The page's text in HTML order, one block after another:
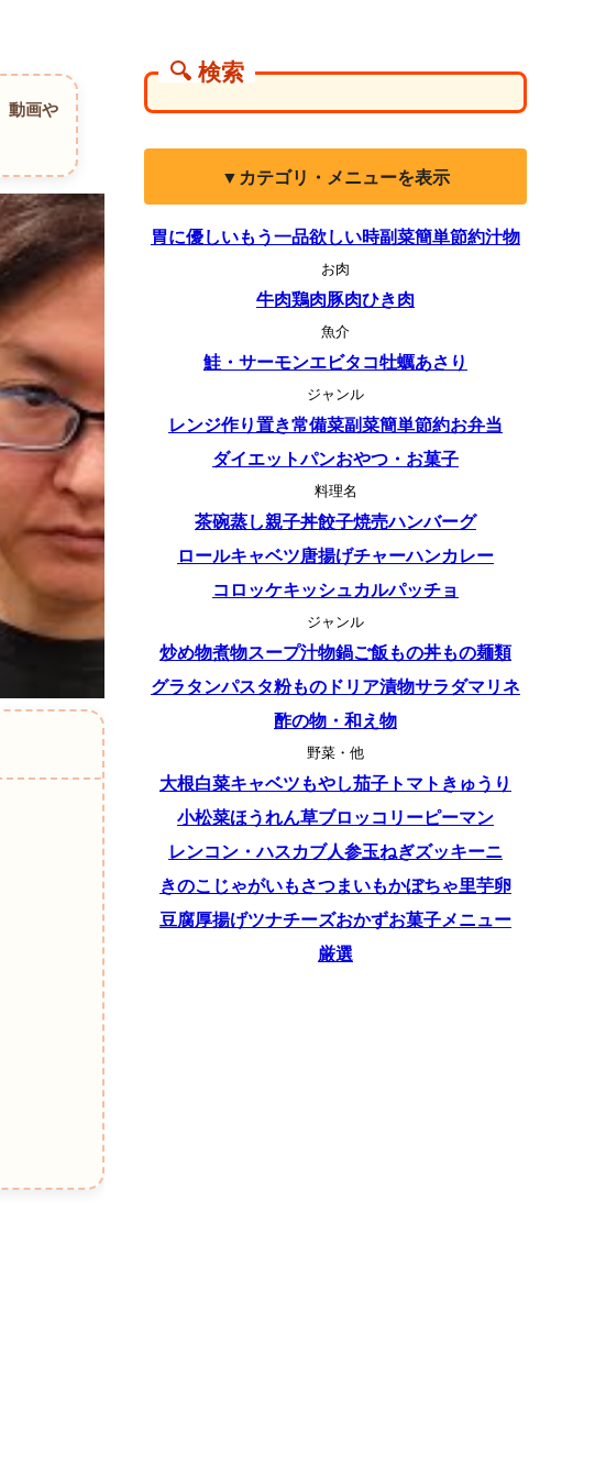
動画や
🔍 検索
▼カテゴリ・メニューを表示
胃に優しいもう一品欲しい時副菜簡単節約汁物
お肉
牛肉鶏肉豚肉ひき肉
魚介
鮭・サーモンエビタコ牡蠣あさり
ジャンル
レンジ作り置き常備菜副菜簡単節約お弁当
ダイエットパンおやつ・お菓子
料理名
茶碗蒸し親子丼餃子焼売ハンバーグ
ロールキャベツ唐揚げチャーハンカレー
コロッケキッシュカルパッチョ
ジャンル
炒め物煮物スープ汁物鍋ご飯もの丼もの麺類
グラタンパスタ粉もの ドリア漬物サラダマリネ
酢の物・和え物
野菜・他
大根白菜キャベツもやし茄子 トマト きゅうり
小松菜ほうれん草ブロッコリーピーマン
レンコン・ハスカブ人参玉ねぎズッキーニ
きのこ じゃがいもさつまいもかぼちゃ里芋卵
豆腐厚揚げツナチーズおかずお菓子メニュー
厳選